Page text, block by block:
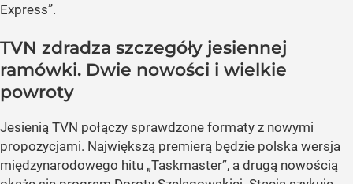
Express”.
TVN zdradza szczegóły jesiennej
ramówki. Dwie nowości i wielkie
powroty
Jesienią TVN połączy sprawdzone formaty z nowymi
propozycjami. Największą premierą będzie polska wersja
międzynarodowego hitu „Taskmaster”, a drugą nowością